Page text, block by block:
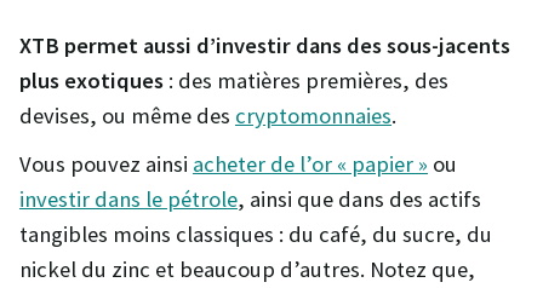
XTB permet aussi d’investir dans des sous-jacents
plus exotiques : des matières premières, des
devises, ou même des cryptomonnaies.
Vous pouvez ainsi acheter de l’or « papier » ou
investir dans le pétrole, ainsi que dans des actifs
tangibles moins classiques : du café, du sucre, du
nickel du zinc et beaucoup d’autres. Notez que,